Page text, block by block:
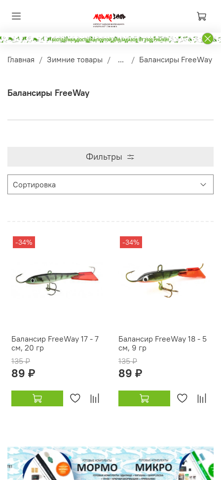
Главная Зимние товары ... Балансиры FreeWay
Балансиры FreeWay
Фильтры
-34%
Балансир FreeWay 17 - 7
см, 20 гр
135 ₽
89 ₽
-34%
Балансир FreeWay 18 - 5
см, 9 гр
135 ₽
89 ₽